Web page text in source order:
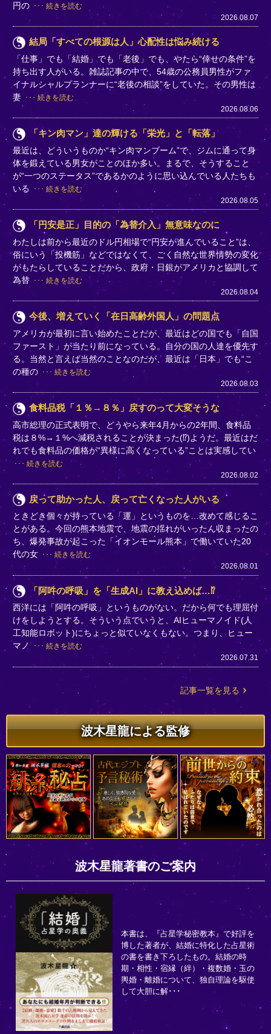
円の
続きを読む
2026.08.07
結局「すべての根源は人」心配性は悩み続ける
「仕事」でも「結婚」でも「老後」でも、やたら“倖せの条件”を
持ち出す人がいる。雑誌記事の中で、54歳の公務員男性がファ
イナルシャルプランナーに“老後の相談”をしていた。その男性は
妻
続きを読む
2026.08.06
「キン肉マン」達の輝ける「栄光」と「転落」
最近は、どういうものか“キン肉マンブーム”で、ジムに通って身
体を鍛えている男女がことのほか多い。まるで、そうすること
が“一つのステータス”であるかのように思い込んでいる人たちも
いる
続きを読む
2026.08.05
「円安是正」目的の「為替介入」無意味なのに
わたしは前から最近のドル円相場で“円安が進んでいること”は、
俗にいう「投機筋」などではなくて、ごく自然な世界情勢の変化
がもたらしていることだから、政府・日銀がアメリカと協調して
為替
続きを読む
2026.08.04
今後、増えていく「在日高齢外国人」の問題点
アメリカが最初に言い始めたことだが、最近はどの国でも「自国
ファースト」が当たり前になっている。自分の国の人達を優先す
る。当然と言えば当然のことなのだが、最近は「日本」でも“こ
の種の
続きを読む
2026.08.03
食料品税「１％→８％」戻すのって大変そうな
高市総理の正式表明で、どうやら来年4月からの2年間、食料品
税は８%→１%へ減税されることが決まった(⁉)ようだ。最近はだ
れでも食料品の価格が“異様に高くなっている”ことは実感してい
続きを読む
2026.08.02
戻って助かった人、戻って亡くなった人がいる
ときどき個々が持っている「運」というものを…改めて感じるこ
とがある。今回の熊本地震で、地震の揺れがいったん収まったの
ち、爆発事故が起こった「イオンモール熊本」で働いていた20
代の女
続きを読む
2026.08.01
「阿吽の呼吸」を「生成AI」に教え込めば…⁉
西洋には「阿吽の呼吸」というものがない。だから何でも理屈付
けをしようとする。そういう点でいうと、AIヒューマノイド(人
工知能ロボット)にちょっと似ていなくもない。つまり、ヒュー
マノ
続きを読む
2026.07.31
記事一覧を見る
波木星龍による監修
波木星龍著書のご案内
本書は、『占星学秘密教本』で好評を
博した著者が、結婚に特化した占星術
の書を書き下ろしたもの。結婚の時
期・相性・宿縁（絆）・複数婚・玉の
輿婚・離婚について、独自理論を駆使
して大胆に解･･･